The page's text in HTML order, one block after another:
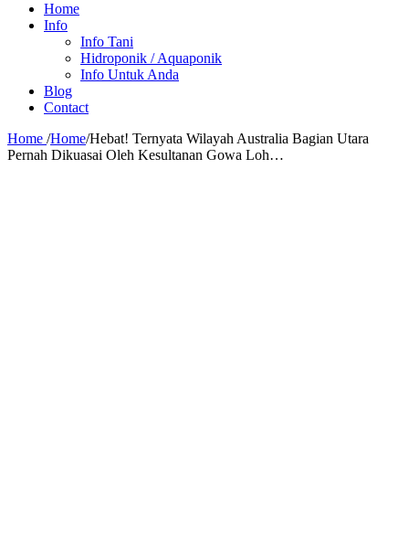
Home
Info
Info Tani
Hidroponik / Aquaponik
Info Untuk Anda
Blog
Contact
Home /Home/Hebat! Ternyata Wilayah Australia Bagian Utara
Pernah Dikuasai Oleh Kesultanan Gowa Loh…